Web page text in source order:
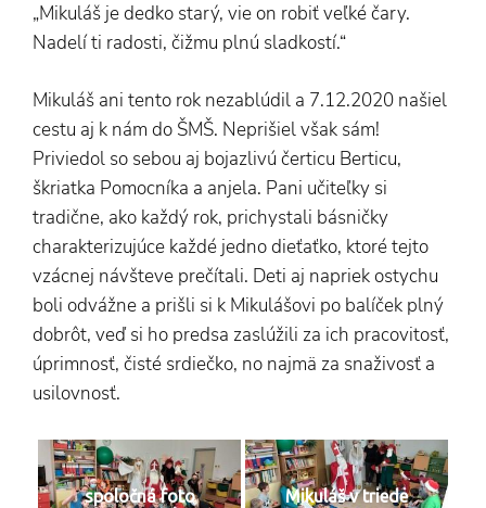
„Mikuláš je dedko starý, vie on robiť veľké čary.
Nadelí ti radosti, čižmu plnú sladkostí.“
Mikuláš ani tento rok nezablúdil a 7.12.2020 našiel
cestu aj k nám do ŠMŠ. Neprišiel však sám!
Priviedol so sebou aj bojazlivú čerticu Berticu,
škriatka Pomocníka a anjela. Pani učiteľky si
tradične, ako každý rok, prichystali básničky
charakterizujúce každé jedno dieťaťko, ktoré tejto
vzácnej návšteve prečítali. Deti aj napriek ostychu
boli odvážne a prišli si k Mikulášovi po balíček plný
dobrôt, veď si ho predsa zaslúžili za ich pracovitosť,
úprimnosť, čisté srdiečko, no najmä za snaživosť a
usilovnosť.
spoločná foto Mikuláš v triede